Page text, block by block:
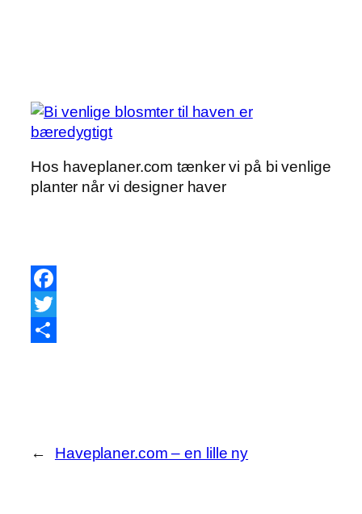
Hos haveplaner.com tænker vi på bi venlige
planter når vi designer haver
Facebook
Twitter
← Haveplaner.com – en lille ny